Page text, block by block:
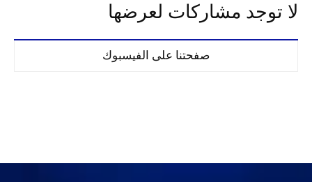
لا توجد مشاركات لعرضها
صفحتنا على الفيسبوك